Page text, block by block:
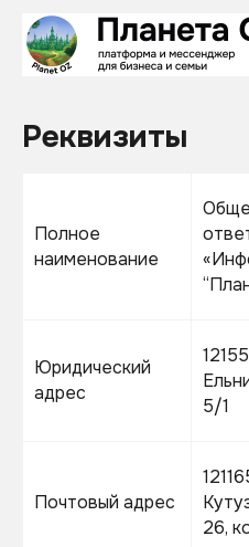
Реквизиты
Полное
наименование
Юридический
адрес
5/1
Почтовый адрес
26,